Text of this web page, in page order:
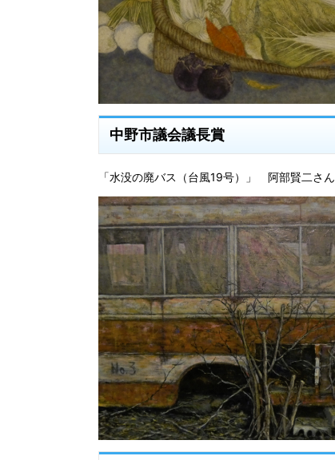
中野市議会議長賞
「水没の廃バス（台風19号）」 阿部賢二さん